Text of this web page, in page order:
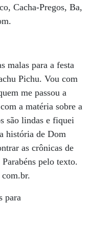
Cacha-Pregos, Ba,
malas para a festa
Pichu. Vou com
me passou a
a matéria sobre a
são lindas e fiquei
história de Dom
as crônicas de
pelo texto.
para